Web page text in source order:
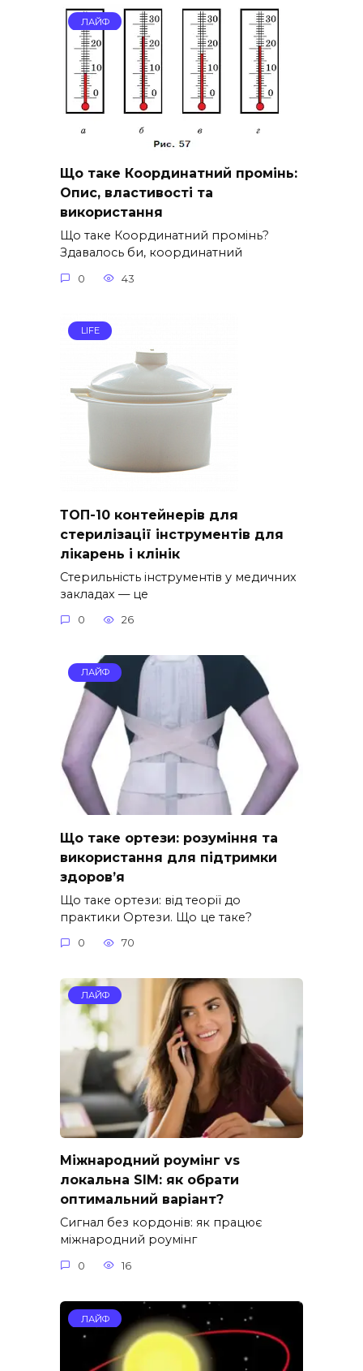
ЛАЙФ
Що таке Координатний промінь:
Опис, властивості та
використання
Що таке Координатний промінь?
Здавалось би, координатний
0 43
LIFE
ТОП-10 контейнерів для
стерилізації інструментів для
лікарень і клінік
Стерильність інструментів у медичних
закладах — це
0 26
ЛАЙФ
Що таке ортези: розуміння та
використання для підтримки
здоров’я
Що таке ортези: від теорії до
практики Ортези. Що це таке?
0 70
ЛАЙФ
Міжнародний роумінг vs
локальна SIM: як обрати
оптимальний варіант?
Сигнал без кордонів: як працює
міжнародний роумінг
0 16
ЛАЙФ